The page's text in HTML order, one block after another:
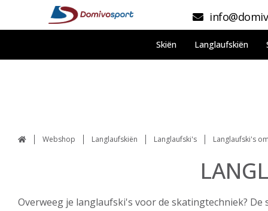
Skiën Langlaufskiën
Webshop Langlaufskiën Langlaufski's Langlaufski's
Overweeg je langlaufski's voor de skatingtechniek?